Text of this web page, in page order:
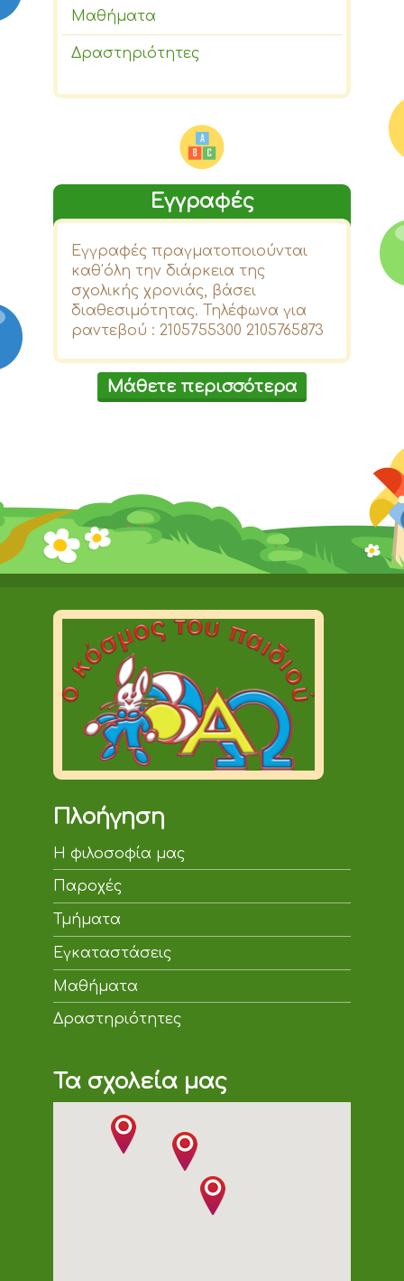
Μαθήματα
Δραστηριότητες
Εγγραφές
Εγγραφές πραγματοποιούνται
καθ'όλη την διάρκεια της
σχολικής χρονιάς, βάσει
διαθεσιμότητας. Τηλέφωνα για
ραντεβού : 2105755300 2105765873
Μάθετε περισσότερα
Πλοήγηση
Η φιλοσοφία μας
Παροχές
Τμήματα
Εγκαταστάσεις
Μαθήματα
Δραστηριότητες
Τα σχολεία μας